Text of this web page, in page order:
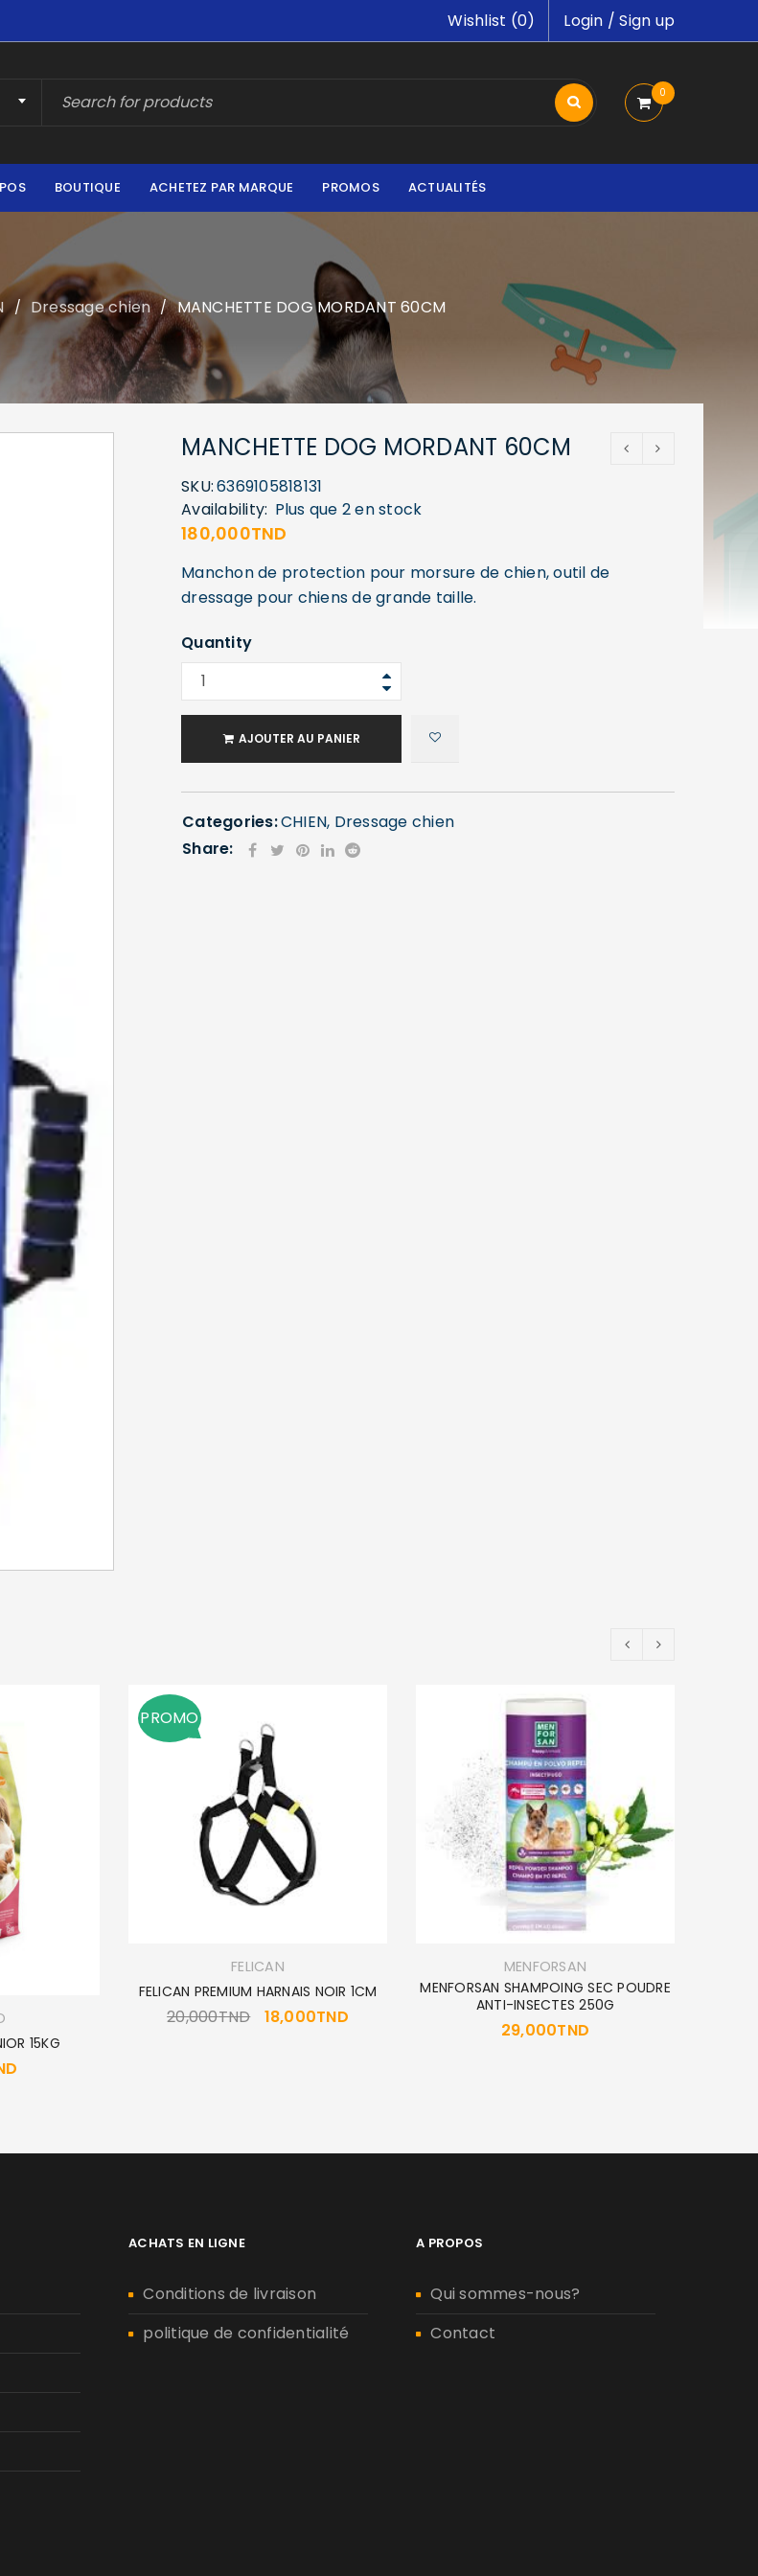
e-mail
Login /Sign up
Wishlist (0)
0
BOUTIQUE ACHETEZ PAR MARQUE PROMOS ACTUALITÉS
/ Dressage chien / MANCHETTE DOG MORDANT 60CM
MANCHETTE DOG MORDANT 60CM
SKU:6369105818131
Availability: Plus que 2 en stock
180,000TND
Manchon de protection pour morsure de chien, outil de
dressage pour chiens de grande taille.
Quantity
AJOUTER AU PANIER
Categories:CHIEN, Dressage chien
Share:
15KG
PROMO
FELICAN
FELICAN PREMIUM HARNAIS NOIR 1CM
20,000TND 18,000TND
MENFORSAN
MENFORSAN SHAMPOING SEC POUDRE
ANTI-INSECTES 250G
29,000TND
ACHATS EN LIGNE
Conditions de livraison
politique de confidentialité
A PROPOS
Qui sommes-nous?
Contact